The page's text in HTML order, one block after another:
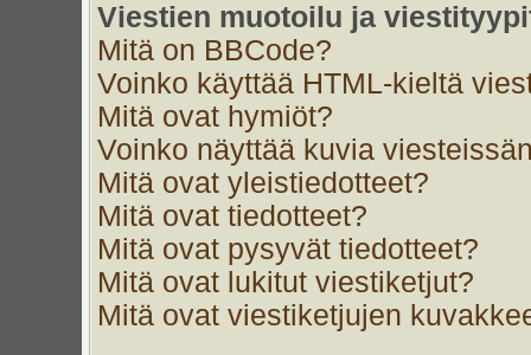
Viestien muotoilu ja
Mitä on BBCode?
Voinko käyttää HTML-kieltä
Mitä ovat hymiöt?
Voinko näyttää kuvia
Mitä ovat yleistiedotteet?
Mitä ovat tiedotteet?
Mitä ovat pysyvät tiedotteet?
Mitä ovat lukitut viestiketjut?
Mitä ovat viestiketjujen